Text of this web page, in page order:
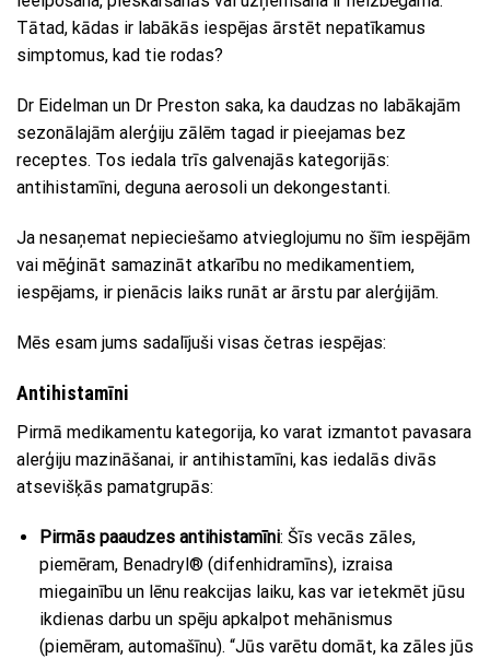
Tātad, kādas ir labākās iespējas ārstēt nepatīkamus
simptomus, kad tie rodas?
Dr Eidelman un Dr Preston saka, ka daudzas no labākajām
sezonālajām alerģiju zālēm tagad ir pieejamas bez
receptes. Tos iedala trīs galvenajās kategorijās:
antihistamīni, deguna aerosoli un dekongestanti.
Ja nesaņemat nepieciešamo atvieglojumu no šīm iespējām
vai mēģināt samazināt atkarību no medikamentiem,
iespējams, ir pienācis laiks runāt ar ārstu par alerģijām.
Mēs esam jums sadalījuši visas četras iespējas:
Antihistamīni
Pirmā medikamentu kategorija, ko varat izmantot pavasara
alerģiju mazināšanai, ir antihistamīni, kas iedalās divās
atsevišķās pamatgrupās:
Pirmās paaudzes antihistamīni: Šīs vecās zāles,
piemēram, Benadryl® (difenhidramīns), izraisa
miegainību un lēnu reakcijas laiku, kas var ietekmēt jūsu
ikdienas darbu un spēju apkalpot mehānismus
(piemēram, automašīnu). “Jūs varētu domāt, ka zāles jūs